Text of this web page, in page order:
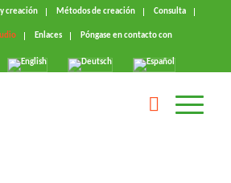
creación Métodos de creación Consulta
Enlaces Póngase en contacto con